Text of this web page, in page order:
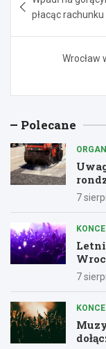
wpisu
płacąc rachunku
Wrocław
Polecane
7
7